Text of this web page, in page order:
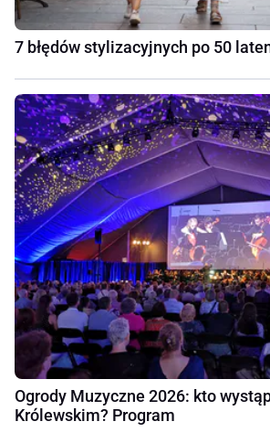
7 błędów stylizacyjnych po 50
Ogrody Muzyczne 2026: kto
Królewskim? Program